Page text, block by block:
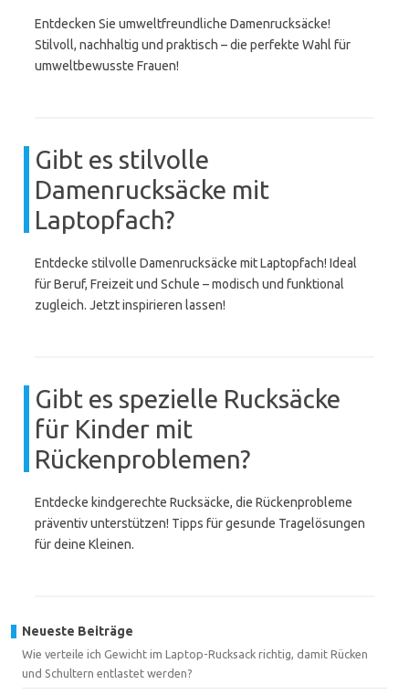
Entdecken Sie umweltfreundliche Damenrucksäcke!
Stilvoll, nachhaltig und praktisch – die perfekte Wahl für
umweltbewusste Frauen!
Gibt es stilvolle
Damenrucksäcke mit
Laptopfach?
Entdecke stilvolle Damenrucksäcke mit Laptopfach! Ideal
für Beruf, Freizeit und Schule – modisch und funktional
zugleich. Jetzt inspirieren lassen!
Gibt es spezielle Rucksäcke
für Kinder mit
Rückenproblemen?
Entdecke kindgerechte Rucksäcke, die Rückenprobleme
präventiv unterstützen! Tipps für gesunde Tragelösungen
für deine Kleinen.
Neueste Beiträge
Wie verteile ich Gewicht im Laptop-Rucksack richtig, damit Rücken
und Schultern entlastet werden?